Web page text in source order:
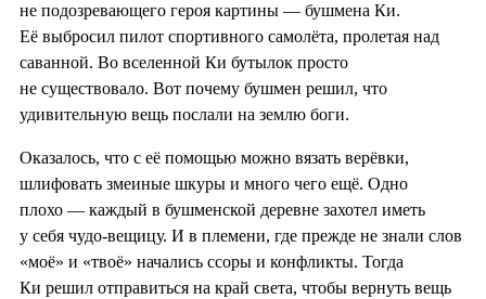
не подозревающего героя картины — бушмена Ки.
Её выбросил пилот спортивного самолёта, пролетая над
саванной. Во вселенной Ки бутылок просто
не существовало. Вот почему бушмен решил, что
удивительную вещь послали на землю боги.
Оказалось, что с её помощью можно вязать верёвки,
шлифовать змеиные шкуры и много чего ещё. Одно
плохо — каждый в бушменской деревне захотел иметь
у себя чудо-вещицу. И в племени, где прежде не знали слов
«моё» и «твоё» начались ссоры и конфликты. Тогда
Ки решил отправиться на край света, чтобы вернуть вещь